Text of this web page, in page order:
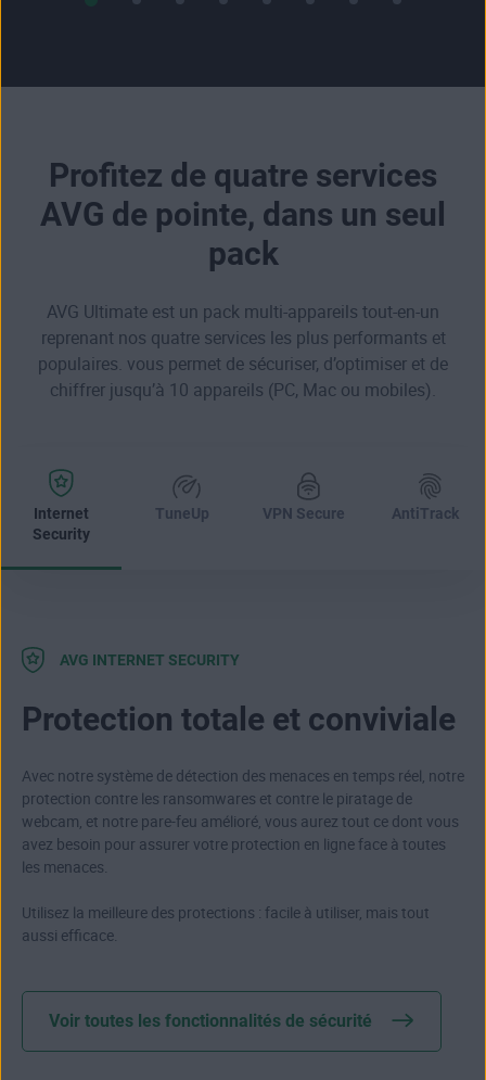
Profitez de quatre services
AVG de pointe, dans un seul
pack
AVG Ultimate est un pack multi-appareils tout-en-un
reprenant nos quatre services les plus performants et
populaires. vous permet de sécuriser, d’optimiser et de
chiffrer jusqu’à 10 appareils (PC, Mac ou mobiles).
Internet
Security
TuneUp VPN Secure AntiTrack
AVG INTERNET SECURITY
Protection totale et conviviale
Avec notre système de détection des menaces en temps réel, notre
protection contre les ransomwares et contre le piratage de
webcam, et notre pare-feu amélioré, vous aurez tout ce dont vous
avez besoin pour assurer votre protection en ligne face à toutes
les menaces.
Utilisez la meilleure des protections : facile à utiliser, mais tout
aussi efficace.
Voir toutes les fonctionnalités de sécurité